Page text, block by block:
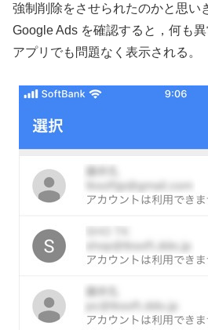
強制削除をさせられたのかと思い
Google Ads を確認すると，何も
アプリでも問題なく表示される。